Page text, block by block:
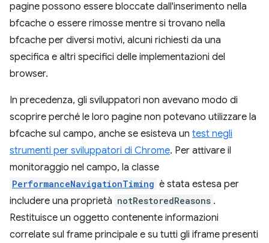
pagine possono essere bloccate dall'inserimento nella
bfcache o essere rimosse mentre si trovano nella
bfcache per diversi motivi, alcuni richiesti da una
specifica e altri specifici delle implementazioni del
browser.
In precedenza, gli sviluppatori non avevano modo di
scoprire perché le loro pagine non potevano utilizzare la
bfcache sul campo, anche se esisteva un test negli
strumenti per sviluppatori di Chrome. Per attivare il
monitoraggio nel campo, la classe
PerformanceNavigationTiming è stata estesa per
includere una proprietà notRestoredReasons .
Restituisce un oggetto contenente informazioni
correlate sul frame principale e su tutti gli iframe presenti